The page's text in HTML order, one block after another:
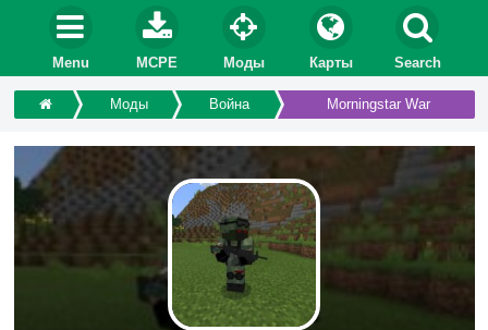
Menu MCPE Моды Карты Search
Моды Война Morningstar War